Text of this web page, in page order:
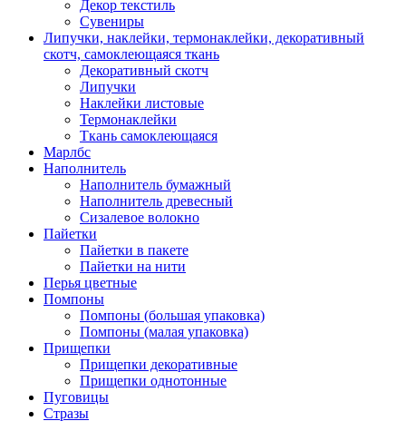
Декор текстиль
Сувениры
Липучки, наклейки, термонаклейки, декоративный
скотч, самоклеющаяся ткань
Декоративный скотч
Липучки
Наклейки листовые
Термонаклейки
Ткань самоклеющаяся
Марлбс
Наполнитель
Наполнитель бумажный
Наполнитель древесный
Сизалевое волокно
Пайетки
Пайетки в пакете
Пайетки на нити
Перья цветные
Помпоны
Помпоны (большая упаковка)
Помпоны (малая упаковка)
Прищепки
Прищепки декоративные
Прищепки однотонные
Пуговицы
Стразы